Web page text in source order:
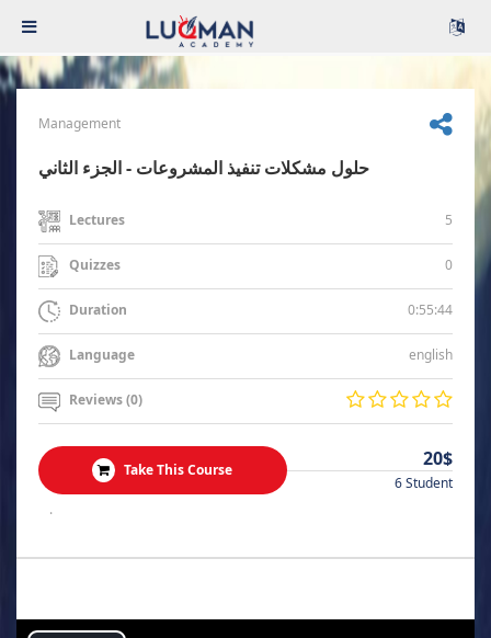
Management
حلول مشكلات تنفيذ المشروعات - الجزء الثاني
Lectures 5
Quizzes 0
Duration 0:55:44
Language english
Reviews (0)
Take This Course 20$
6 Student
.